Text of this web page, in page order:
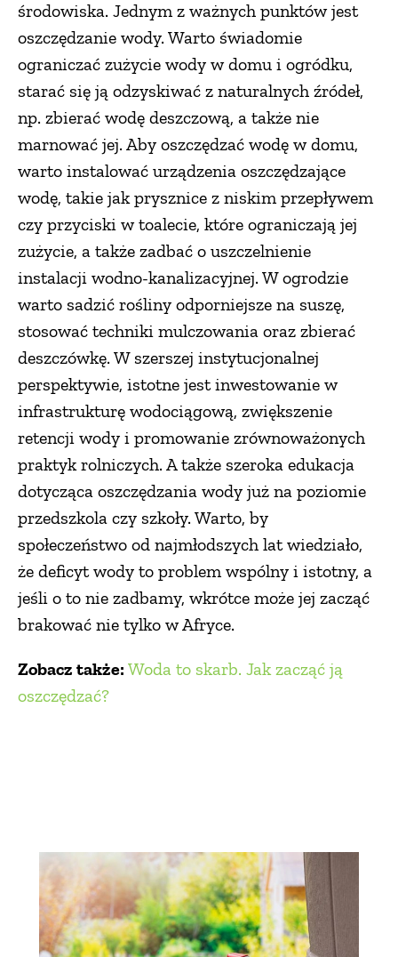
środowiska. Jednym z ważnych punktów jest
oszczędzanie wody. Warto świadomie
ograniczać zużycie wody w domu i ogródku,
starać się ją odzyskiwać z naturalnych źródeł,
np. zbierać wodę deszczową, a także nie
marnować jej. Aby oszczędzać wodę w domu,
warto instalować urządzenia oszczędzające
wodę, takie jak prysznice z niskim przepływem
czy przyciski w toalecie, które ograniczają jej
zużycie, a także zadbać o uszczelnienie
instalacji wodno-kanalizacyjnej. W ogrodzie
warto sadzić rośliny odporniejsze na suszę,
stosować techniki mulczowania oraz zbierać
deszczówkę. W szerszej instytucjonalnej
perspektywie, istotne jest inwestowanie w
infrastrukturę wodociągową, zwiększenie
retencji wody i promowanie zrównoważonych
praktyk rolniczych. A także szeroka edukacja
dotycząca oszczędzania wody już na poziomie
przedszkola czy szkoły. Warto, by
społeczeństwo od najmłodszych lat wiedziało,
że deficyt wody to problem wspólny i istotny, a
jeśli o to nie zadbamy, wkrótce może jej zacząć
brakować nie tylko w Afryce.
Zobacz także: Woda to skarb. Jak zacząć ją
oszczędzać?